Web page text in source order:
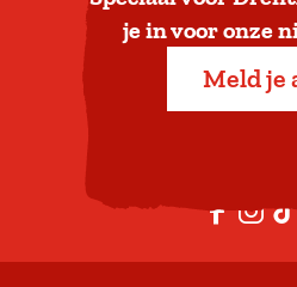
a
b
n
je in voor onze
Meld je
F
a
I
n
T
i